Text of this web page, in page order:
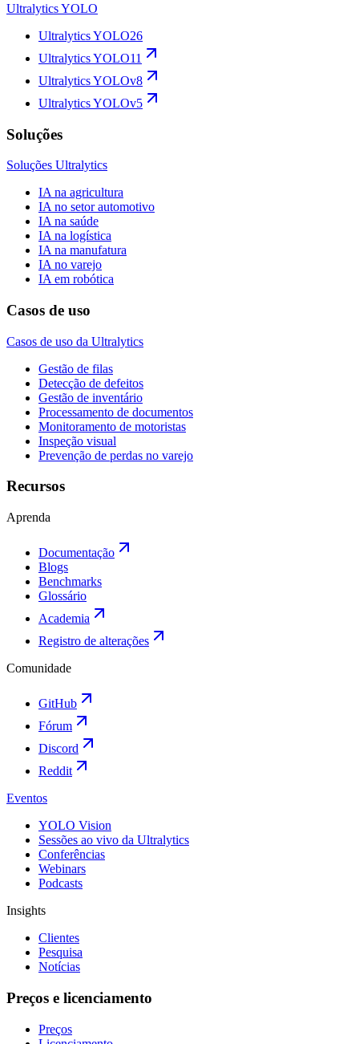
Ultralytics YOLO
Ultralytics YOLO26
Ultralytics YOLO11
Ultralytics YOLOv8
Ultralytics YOLOv5
Soluções
Soluções Ultralytics
IA na agricultura
IA no setor automotivo
IA na saúde
IA na logística
IA na manufatura
IA no varejo
IA em robótica
Casos de uso
Casos de uso da Ultralytics
Gestão de filas
Detecção de defeitos
Gestão de inventário
Processamento de documentos
Monitoramento de motoristas
Inspeção visual
Prevenção de perdas no varejo
Recursos
Aprenda
Documentação
Blogs
Benchmarks
Glossário
Academia
Registro de alterações
Comunidade
GitHub
Fórum
Discord
Reddit
Eventos
YOLO Vision
Sessões ao vivo da Ultralytics
Conferências
Webinars
Podcasts
Insights
Clientes
Pesquisa
Notícias
Preços e licenciamento
Preços